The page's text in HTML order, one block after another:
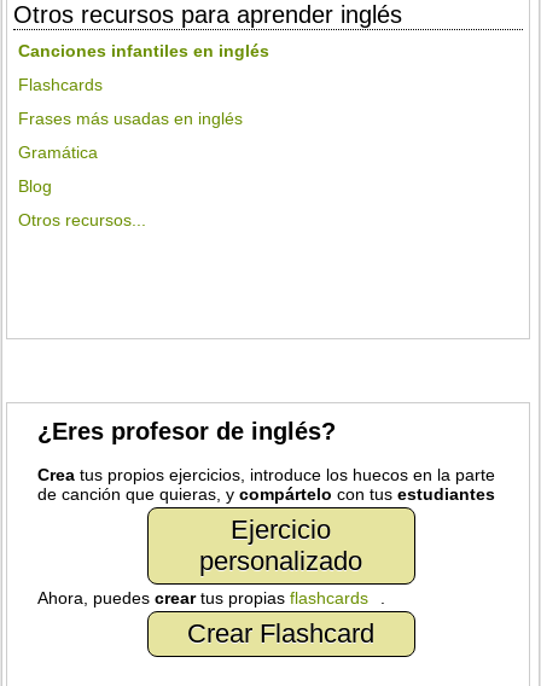
Otros recursos para aprender inglés
Canciones infantiles en inglés
Flashcards
Frases más usadas en inglés
Gramática
Blog
Otros recursos...
¿Eres profesor de inglés?
Crea tus propios ejercicios, introduce los huecos en la parte
de canción que quieras, ycompártelo con tusestudiantes
Ejercicio
personalizado
Ahora, puedescreartus propiasflashcards
Crear Flashcard